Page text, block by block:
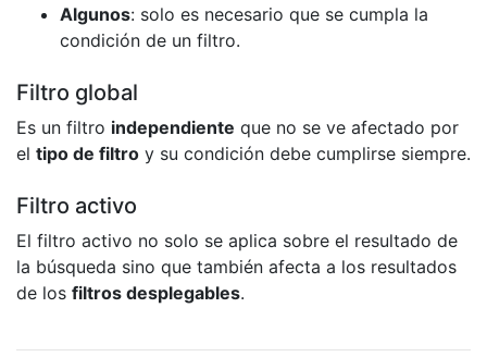
Algunos: solo es necesario que se cumpla la
condición de un filtro.
Filtro global
Es un filtro independiente que no se ve afectado por
el tipo de filtro y su condición debe cumplirse siempre.
Filtro activo
El filtro activo no solo se aplica sobre el resultado de
la búsqueda sino que también afecta a los resultados
de los filtros desplegables.